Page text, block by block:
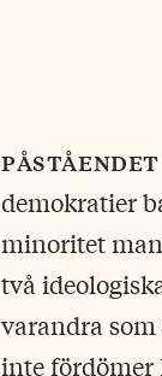
demokratier
minoritet
två
varandra
inte fördömer